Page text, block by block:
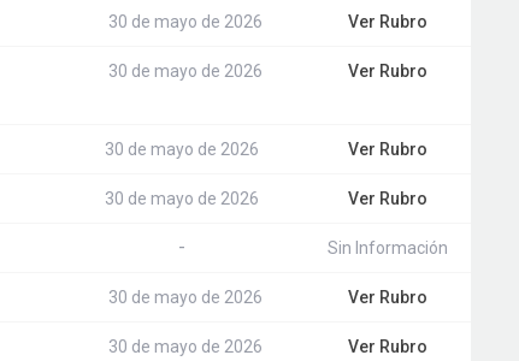
30 de mayo de 2026 Ver Rubro
30 de mayo de 2026 Ver Rubro
30 de mayo de 2026 Ver Rubro
30 de mayo de 2026 Ver Rubro
- Sin Información
30 de mayo de 2026 Ver Rubro
30 de mayo de 2026 Ver Rubro